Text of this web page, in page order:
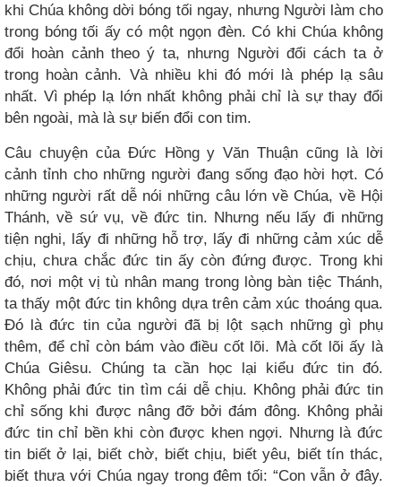
khi Chúa không dời bóng tối ngay, nhưng Người làm cho
trong bóng tối ấy có một ngọn đèn. Có khi Chúa không
đổi hoàn cảnh theo ý ta, nhưng Người đổi cách ta ở
trong hoàn cảnh. Và nhiều khi đó mới là phép lạ sâu
nhất. Vì phép lạ lớn nhất không phải chỉ là sự thay đổi
bên ngoài, mà là sự biến đổi con tim.
Câu chuyện của Đức Hồng y Văn Thuận cũng là lời
cảnh tỉnh cho những người đang sống đạo hời hợt. Có
những người rất dễ nói những câu lớn về Chúa, về Hội
Thánh, về sứ vụ, về đức tin. Nhưng nếu lấy đi những
tiện nghi, lấy đi những hỗ trợ, lấy đi những cảm xúc dễ
chịu, chưa chắc đức tin ấy còn đứng được. Trong khi
đó, nơi một vị tù nhân mang trong lòng bàn tiệc Thánh,
ta thấy một đức tin không dựa trên cảm xúc thoáng qua.
Đó là đức tin của người đã bị lột sạch những gì phụ
thêm, để chỉ còn bám vào điều cốt lõi. Mà cốt lõi ấy là
Chúa Giêsu. Chúng ta cần học lại kiểu đức tin đó.
Không phải đức tin tìm cái dễ chịu. Không phải đức tin
chỉ sống khi được nâng đỡ bởi đám đông. Không phải
đức tin chỉ bền khi còn được khen ngợi. Nhưng là đức
tin biết ở lại, biết chờ, biết chịu, biết yêu, biết tín thác,
biết thưa với Chúa ngay trong đêm tối: “Con vẫn ở đây.